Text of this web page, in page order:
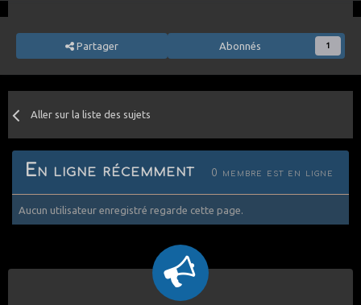
Partager Abonnés 1
Aller sur la liste des sujets
En ligne récemment 0 membre est en ligne
Aucun utilisateur enregistré regarde cette page.